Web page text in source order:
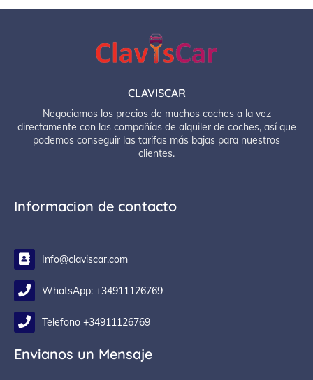
CLAVISCAR
Negociamos los precios de muchos coches a la vez
directamente con las compañías de alquiler de coches, así que
podemos conseguir las tarifas más bajas para nuestros
clientes.
Informacion de contacto
Info@claviscar.com
WhatsApp: +34911126769
Telefono +34911126769
Envianos un Mensaje